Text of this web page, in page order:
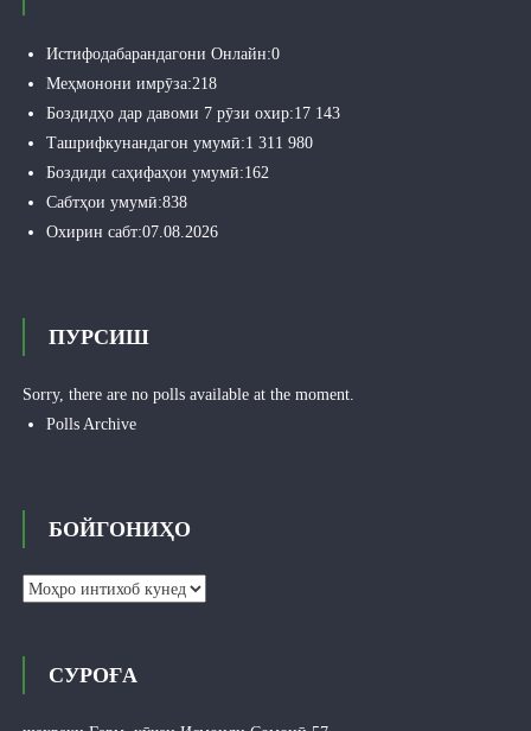
Истифодабарандагони Онлайн:0
Меҳмонони имрӯза:218
Боздидҳо дар давоми 7 рӯзи охир:17 143
Ташрифкунандагон умумӣ:1 311 980
Боздиди саҳифаҳои умумӣ:162
Сабтҳои умумӣ:838
Охирин сабт:07.08.2026
ПУРСИШ
Sorry, there are no polls available at the moment.
Polls Archive
БОЙГОНИҲО
Бойгониҳо
СУРОҒА